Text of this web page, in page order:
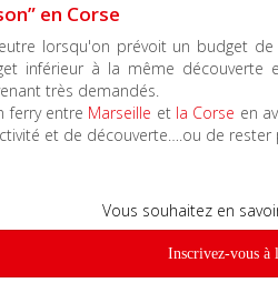
en Corse
lorsqu'on prévoit un budget
inférieur à la même
très demandés.
ferry entre Marseille et la Corse en
et de découverte….ou de rester
Vous souhaitez en
Inscrivez-vous à